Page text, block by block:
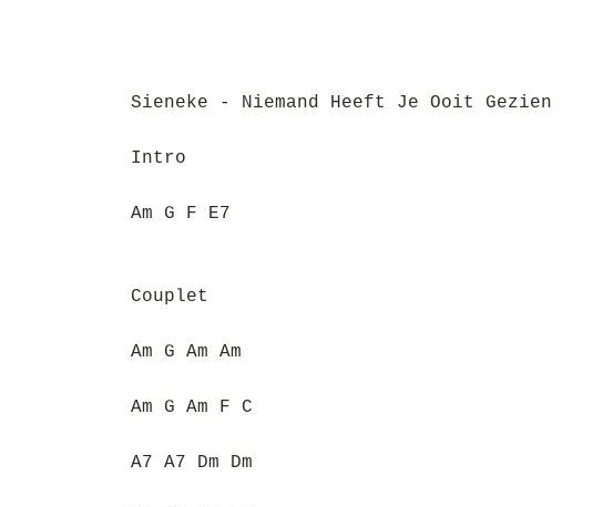
Sieneke - Niemand Heeft Je Ooit Gezien
Intro
Am G F E7
Couplet
Am G Am Am
Am G Am F C
A7 A7 Dm Dm